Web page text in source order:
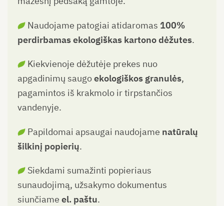
Naudojame patogiai atidaromas 100%
perdirbamas ekologiškas kartono dėžutes.
Kiekvienoje dėžutėje prekes nuo
apgadinimų saugoekologiškos granulės,
pagamintos iš krakmolo ir tirpstančios
vandenyje.
Papildomai apsaugai naudojame natūralų
šilkinį popierių.
Siekdami sumažinti popieriaus
sunaudojimą, užsakymo dokumentus
siunčiame el. paštu.